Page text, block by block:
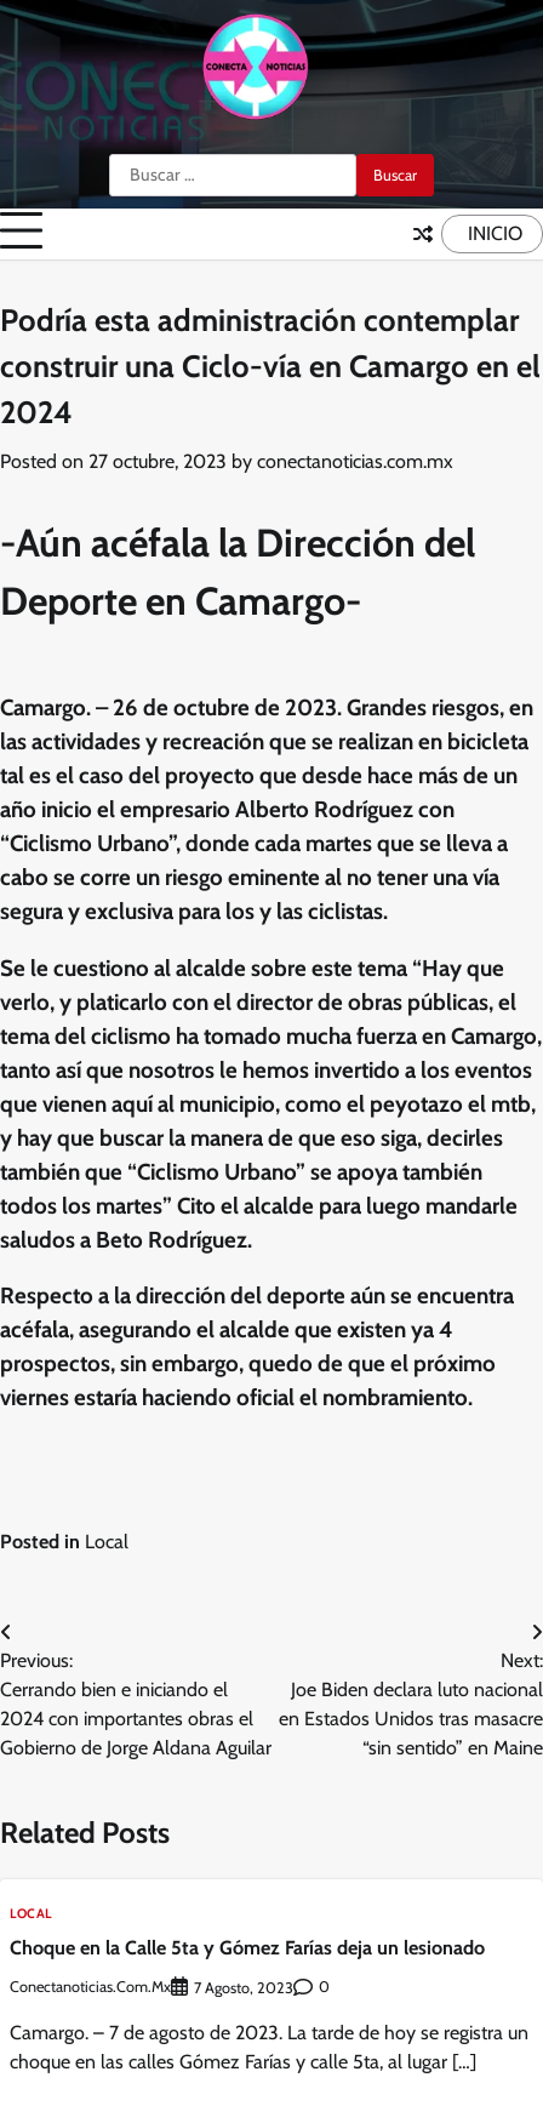
Skip
content
Buscar:
INICIO
Podría esta administración contemplar
construir una Ciclo-vía en Camargo en el
2024
Posted on 27 octubre, 2023 by conectanoticias.com.mx
-Aún acéfala la Dirección del
Deporte en Camargo-
Camargo. – 26 de octubre de 2023. Grandes riesgos, en
las actividades y recreación que se realizan en bicicleta
tal es el caso del proyecto que desde hace más de un
año inicio el empresario Alberto Rodríguez con
“Ciclismo Urbano”, donde cada martes que se lleva a
cabo se corre un riesgo eminente al no tener una vía
segura y exclusiva para los y las ciclistas.
Se le cuestiono al alcalde sobre este tema “Hay que
verlo, y platicarlo con el director de obras públicas, el
tema del ciclismo ha tomado mucha fuerza en Camargo,
tanto así que nosotros le hemos invertido a los eventos
que vienen aquí al municipio, como el peyotazo el mtb,
y hay que buscar la manera de que eso siga, decirles
también que “Ciclismo Urbano” se apoya también
todos los martes” Cito el alcalde para luego mandarle
saludos a Beto Rodríguez.
Respecto a la dirección del deporte aún se encuentra
acéfala, asegurando el alcalde que existen ya 4
prospectos, sin embargo, quedo de que el próximo
viernes estaría haciendo oficial el nombramiento.
Posted in Local
Navegación
de
entradas
Previous:
Cerrando bien e iniciando el
2024 con importantes obras el
Gobierno de Jorge Aldana Aguilar
Next:
Joe Biden declara luto nacional
en Estados Unidos tras masacre
“sin sentido” en Maine
Related Posts
LOCAL
Choque en la Calle 5ta y Gómez Farías deja un lesionado
Conectanoticias.com.mx 7 Agosto, 2023 0
Camargo. – 7 de agosto de 2023. La tarde de hoy se registra un
choque en las calles Gómez Farías y calle 5ta, al lugar […]